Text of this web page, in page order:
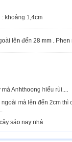
khoảng 1,4cm
lên đến 28 mm . Phen
Anhthoong hiểu rùi....
mà lên đến 2cm thì
sáo nay nhá